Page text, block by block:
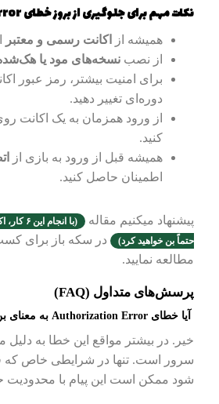
نکات مهم برای جلوگیری از بروز خطای Authorization Error
همیشه از اکانت رسمی و معتبر
از نصبنسخه‌های مود یا
برای امنیت بیشتر، رمز عبور
دوره‌ای تغییر دهید.
از ورود همزمان به یک اکانت
کنید.
همیشه قبل از ورود به بازی از
اطمینان حاصل کنید.
پیشنهاد میکنیم مقاله (
با
حتماً بن خواهید کرد)
در سکه باز برای
مطالعه نمایید.
پرسش‌های متداول (FAQ)
آیا خطای Authorization Error به معنای بن شدن اکانت است؟
خیر. در بیشتر مواقع این خطا به دلیل
سرور است. تنها در شرایطی خاص که
شود ممکن است این پیام با محدودیت